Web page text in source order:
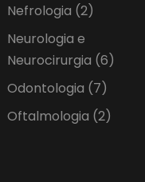
Nefrologia (2)
Neurologia e
Neurocirurgia (6)
Odontologia (7)
Oftalmologia (2)